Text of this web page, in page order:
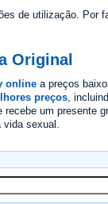
de utilização. Por
Original
online a preços
preços ,
um presente
sexual.